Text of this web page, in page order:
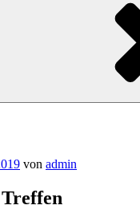
von admin